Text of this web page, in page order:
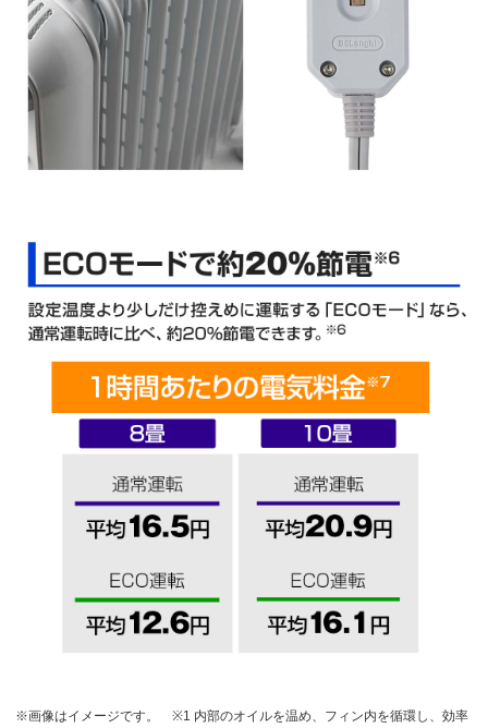
※画像はイメージです。
※1 内部のオイルを温め、フィン内を循環し、効率